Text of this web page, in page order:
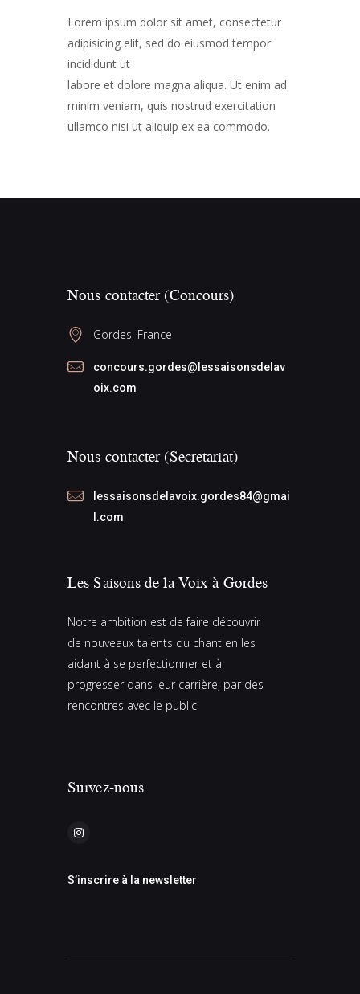
Lorem ipsum dolor sit amet, consectetur
adipisicing elit, sed do eiusmod tempor
incididunt ut
labore et dolore magna aliqua. Ut enim ad
minim veniam, quis nostrud exercitation
ullamco nisi ut aliquip ex ea commodo.
Nous contacter (Concours)
Gordes, France
concours.gordes@lessaisonsdelav
oix.com
Nous contacter (Secretariat)
lessaisonsdelavoix.gordes84@gmai
l.com
Les Saisons de la Voix à Gordes
Notre ambition est de faire découvrir
de nouveaux talents du chant en les
aidant à se perfectionner et à
progresser dans leur carrière, par des
rencontres avec le public
Suivez-nous
S’inscrire à la newsletter